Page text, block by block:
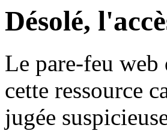
Désolé,
Le pare-feu web
cette ressource
jugée